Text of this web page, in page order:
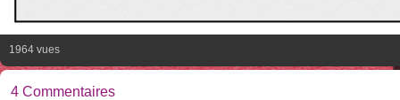
1964 vues
4 Commentaires